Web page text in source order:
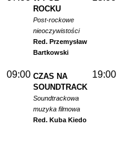
ROCKU
Post-rockowe
nieoczywistości
Red. Przemysław
Bartkowski
09:00 CZAS NA
SOUNDTRACK
Soundtrackowa
muzyka filmowa
Red. Kuba Kiedo
19:00